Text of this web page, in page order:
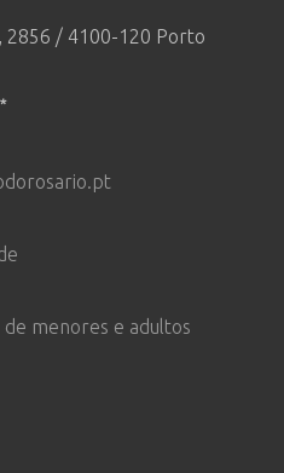
2856 / 4100-120 Porto
*
menores e adultos